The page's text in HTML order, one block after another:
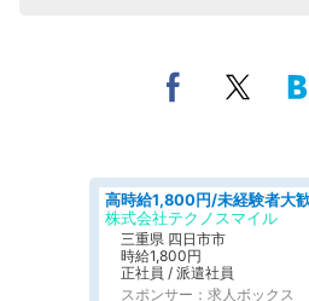
株式会社テクノスマイル
三重県 四日市市
時給1,800円
正社員 / 派遣社員
スポンサー：求人ボックス